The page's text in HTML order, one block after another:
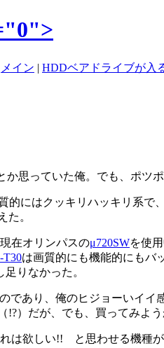
メイン | HDDベアドライブが入
っていた俺。でも、ポツポ
的にはクッキリハッキリ系で
た。
在オリンパスのμ720SWを使
T30は画質的にも機能的にもバ
りなかった。
であり、俺のヒジョーいイ
だが、でも、買ってみよう
は欲しい!! と思わせる機種が